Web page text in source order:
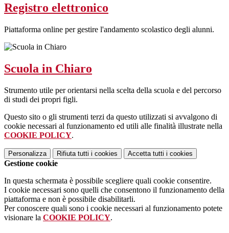
Registro elettronico
Piattaforma online per gestire l'andamento scolastico degli alunni.
Scuola in Chiaro
Strumento utile per orientarsi nella scelta della scuola e del percorso
di studi dei propri figli.
Questo sito o gli strumenti terzi da questo utilizzati si avvalgono di
cookie necessari al funzionamento ed utili alle finalità illustrate nella
COOKIE POLICY.
Personalizza Rifiuta tutti i cookies Accetta tutti i cookies
Gestione cookie
In questa schermata è possibile scegliere quali cookie consentire.
I cookie necessari sono quelli che consentono il funzionamento della
piattaforma e non è possibile disabilitarli.
Per conoscere quali sono i cookie necessari al funzionamento potete
visionare la COOKIE POLICY.